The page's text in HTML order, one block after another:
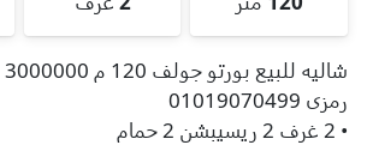
رمزى 01019070499
• 2 غرف 2 ريسيبشن 2 حمام